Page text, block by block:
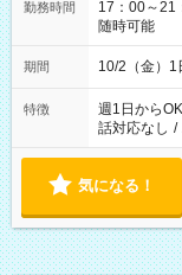
勤務時間
17：00～21：00（実働4
随時可能
期間 10/2（金）1
特徴 週1日からOK
話対応なし /
気になる！